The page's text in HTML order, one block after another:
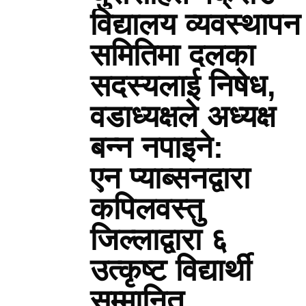
विद्यालय व्यवस्थापन
समितिमा दलका
सदस्यलाई निषेध,
वडाध्यक्षले अध्यक्ष
बन्न नपाइने:
एन प्याब्सनद्वारा
कपिलवस्तु
जिल्लाद्वारा ६
उत्कृष्ट विद्यार्थी